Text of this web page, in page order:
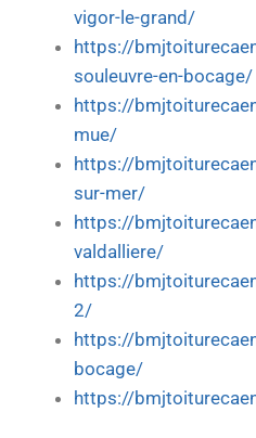
vigor-le-grand/
https://
souleuvre-en-bocage/
https://
mue/
https://
sur-mer/
https://
valdalliere/
https://
2/
https://
bocage/
https://